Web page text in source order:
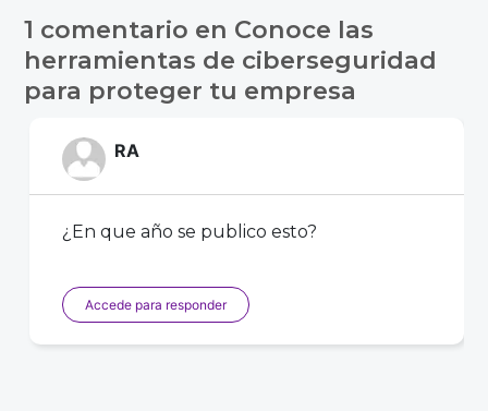
1 comentario en Conoce las
herramientas de ciberseguridad
para proteger tu empresa
RA
¿En que año se publico esto?
Accede para responder